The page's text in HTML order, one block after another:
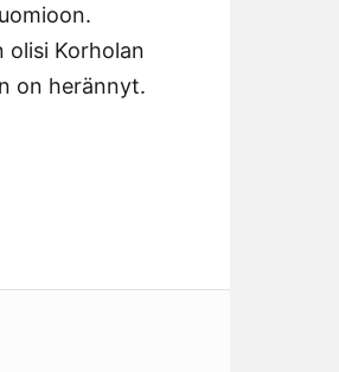
olisi Korholan
on herännyt.